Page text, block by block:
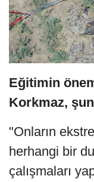
Eğitimin
Korkmaz,
"Onların
herhangi bir
çalışmaları